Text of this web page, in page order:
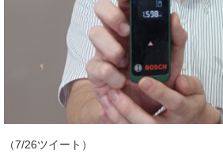
（7/26ツイート）